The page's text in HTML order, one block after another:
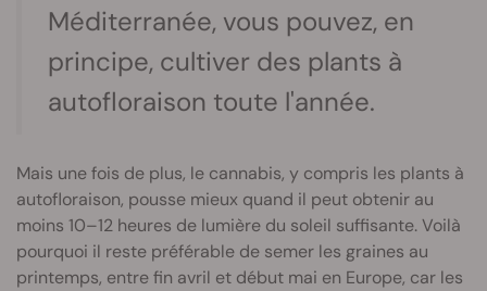
Méditerranée, vous pouvez, en
principe, cultiver des plants à
autofloraison toute l'année.
Mais une fois de plus, le cannabis, y compris les plants à
autofloraison, pousse mieux quand il peut obtenir au
moins 10–12 heures de lumière du soleil suffisante. Voilà
pourquoi il reste préférable de semer les graines au
printemps, entre fin avril et début mai en Europe, car les